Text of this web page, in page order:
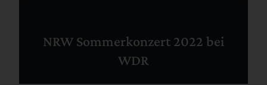
NRW Sommerkonzert 2022 bei
WDR